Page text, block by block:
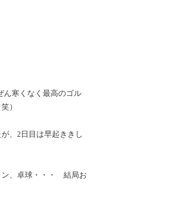
寒くなく最高のゴル
）
、2日目は早起ききし
ン、卓球・・・ 結局お